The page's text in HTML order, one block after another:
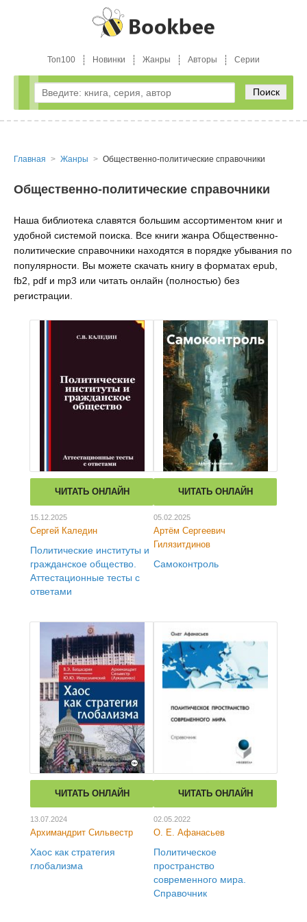
Топ100 Новинки Жанры Авторы Серии
Поиск
Главная Жанры Общественно-политические справочники
Общественно-политические справочники
Наша библиотека славятся большим ассортиментом книг и
удобной системой поиска. Все книги жанра Общественно-
политические справочники находятся в порядке убывания по
популярности. Вы можете скачать книгу в форматах epub,
fb2, pdf и mp3 или читать онлайн (полностью) без
регистрации.
ЧИТАТЬ ОНЛАЙН
15.12.2025
Сергей Каледин
Политические институты и
гражданское общество.
Аттестационные тесты с
ответами
ЧИТАТЬ ОНЛАЙН
05.02.2025
Артём Сергеевич
Гилязитдинов
Самоконтроль
ЧИТАТЬ ОНЛАЙН
13.07.2024
Архимандрит Сильвестр
Хаос как стратегия
глобализма
ЧИТАТЬ ОНЛАЙН
02.05.2022
О. Е. Афанасьев
Политическое
пространство
современного мира.
Справочник